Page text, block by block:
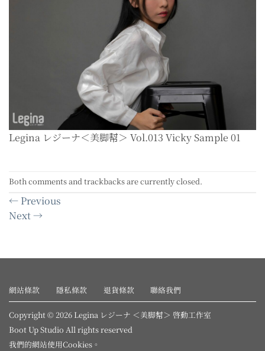
Legina レジーナ＜美脚幇＞ Vol.013 Vicky Sample 01
Both comments and trackbacks are currently closed.
← Previous
Next→
網站條款 隱私條款 退貨條款 聯絡我們
Copyright © 2026 Legina レジーナ ＜美脚幇＞ 啓動工作室
Boot Up Studio All rights reserved
我們的網站使用Cookies 。